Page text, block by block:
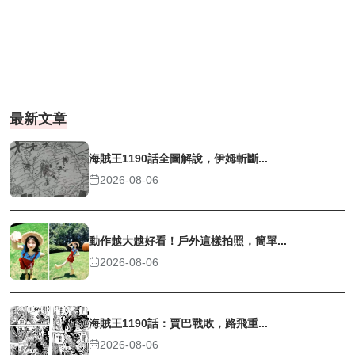
最新文章
海賊王1190話全圖解說，伊姆斬斷...
2026-08-06
動作越大越好看！戶外這樣拍照，簡單...
2026-08-06
海賊王1190話：賈巴戰敗，路飛重...
2026-08-06